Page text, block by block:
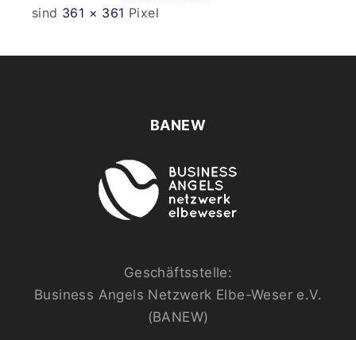
sind 361 × 361 Pixel
BANEW
Geschäftsstelle:
Business Angels Netzwerk Elbe-Weser e.V.
(BANEW)